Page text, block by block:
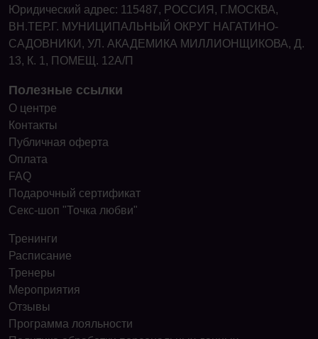
Юридический адрес: 115487, РОССИЯ, Г.МОСКВА,
ВН.ТЕР.Г. МУНИЦИПАЛЬНЫЙ ОКРУГ НАГАТИНО-
САДОВНИКИ, УЛ. АКАДЕМИКА МИЛЛИОНЩИКОВА, Д.
13, К. 1, ПОМЕЩ. 12А/П
Полезные ссылки
О центре
Контакты
Публичная оферта
Оплата
FAQ
Подарочный сертификат
Секс-шоп "Точка любви"
Тренинги
Расписание
Тренеры
Мероприятия
Отзывы
Программа лояльности